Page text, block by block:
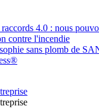
raccords 4.0 : nous
contre l'incendie
sans plomb de